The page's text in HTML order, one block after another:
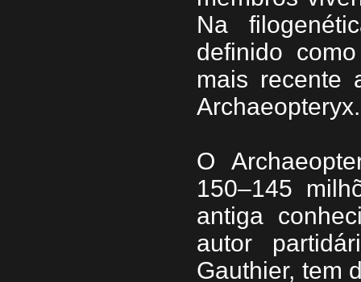
Na
definido
mais recente
Archaeopteryx.
O
150–145
antiga
autor
Gauthier, tem